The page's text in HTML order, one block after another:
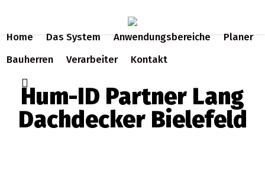
main
content
Home Das System Anwendungsbereiche
Planer
Bauherren
Verarbeiter Kontakt
Hum-ID Partner Lang
Dachdecker Bielefeld